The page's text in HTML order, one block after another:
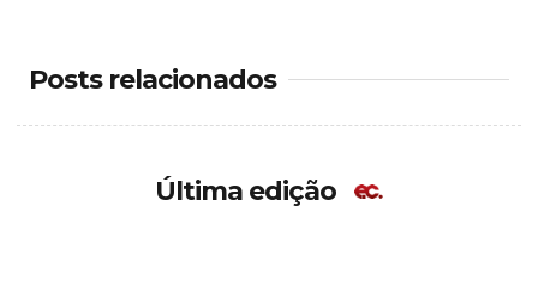
Posts relacionados
Última edição